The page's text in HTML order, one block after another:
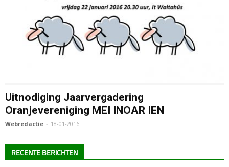
Uitnodiging Jaarvergadering
Oranjevereniging MEI INOAR IEN
Webredactie - 18-01-2016
RECENTE BERICHTEN